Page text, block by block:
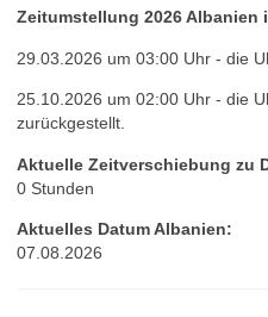
Zeitumstellung 2026 Albanien
29.03.2026 um 03:00 Uhr - die
25.10.2026 um 02:00 Uhr - die
zurückgestellt.
Aktuelle Zeitverschiebung zu
0 Stunden
Aktuelles Datum Albanien:
07.08.2026